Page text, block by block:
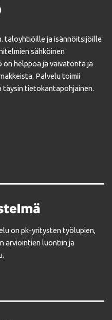
taloyhtiöille ja isännöitsijöille
sähköinen
helppoa ja vaivatonta ja
Palvelu toimii
täysin tietokantapohjainen.
on pk-yritysten työlupien,
arviointien luontiin ja